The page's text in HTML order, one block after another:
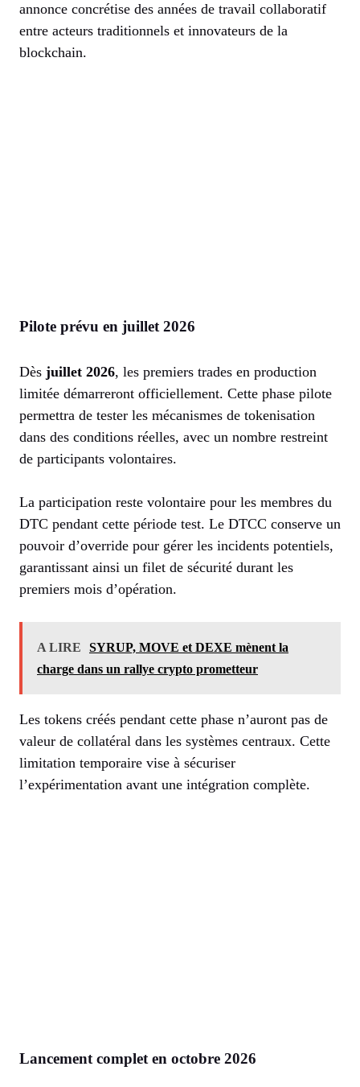
annonce concrétise des années de travail collaboratif
entre acteurs traditionnels et innovateurs de la
blockchain.
Pilote prévu en juillet 2026
Dès juillet 2026, les premiers trades en production
limitée démarreront officiellement. Cette phase pilote
permettra de tester les mécanismes de tokenisation
dans des conditions réelles, avec un nombre restreint
de participants volontaires.
La participation reste volontaire pour les membres du
DTC pendant cette période test. Le DTCC conserve un
pouvoir d’override pour gérer les incidents potentiels,
garantissant ainsi un filet de sécurité durant les
premiers mois d’opération.
A LIRE
SYRUP, MOVE et DEXE mènent la
charge dans un rallye crypto prometteur
Les tokens créés pendant cette phase n’auront pas de
valeur de collatéral dans les systèmes centraux. Cette
limitation temporaire vise à sécuriser
l’expérimentation avant une intégration complète.
Lancement complet en octobre 2026